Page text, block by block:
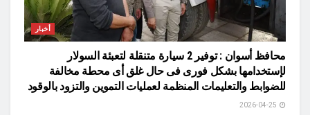
أخبار
محافظ أسوان : توفير 2 سيارة متنقلة لتعبئة السولار
لإستخدامها بشكل فورى فى حال غلق أى محطة مخالفة
للضوابط والتعليمات المنظمة لعمليات التموين والتزود بالوقود